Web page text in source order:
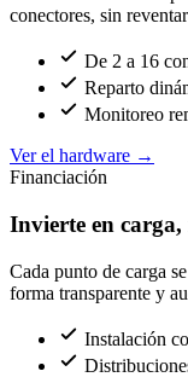
conectores, sin
De 2 a 16
Reparto
Monitoreo
Ver el hardware →
Financiación
Invierte en
Cada punto de carga
forma transparente y
Instalación